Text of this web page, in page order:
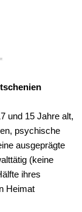
und 15 Jahre alt,
psychische
ausgeprägte
(keine
ihres
Heimat